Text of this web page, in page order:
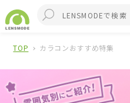
TOP カラコンおすすめ特集